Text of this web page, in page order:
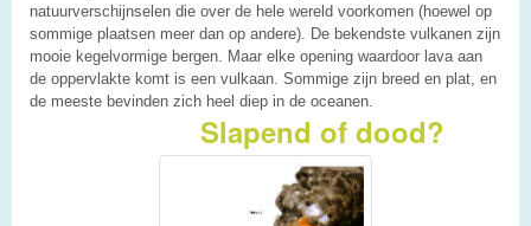
natuurverschijnselen die over de hele wereld voorkomen (hoewel op
sommige plaatsen meer dan op andere). De bekendste vulkanen zijn
mooie kegelvormige bergen. Maar elke opening waardoor lava aan
de oppervlakte komt is een vulkaan. Sommige zijn breed en plat, en
de meeste bevinden zich heel diep in de oceanen.
Slapend of dood?